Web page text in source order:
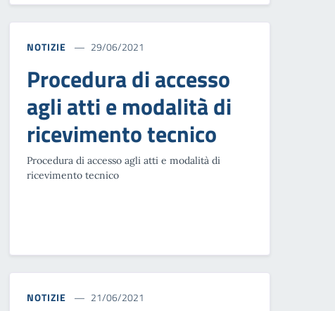
NOTIZIE 29/06/2021
Procedura di accesso
agli atti e modalità di
ricevimento tecnico
Procedura di accesso agli atti e modalità di
ricevimento tecnico
NOTIZIE 21/06/2021